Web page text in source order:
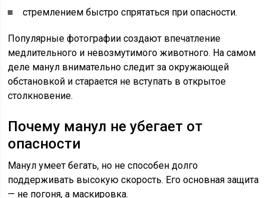
стремлением быстро спрятаться при опасности.
Популярные фотографии создают впечатление
медлительного и невозмутимого животного. На самом
деле манул внимательно следит за окружающей
обстановкой и старается не вступать в открытое
столкновение.
Почему манул не убегает от
опасности
Манул умеет бегать, но не способен долго
поддерживать высокую скорость. Его основная защита
— не погоня, а маскировка.